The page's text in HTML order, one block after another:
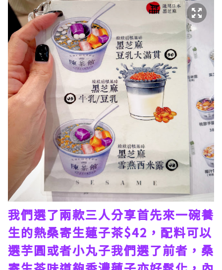
我們選了兩款三人分享首先來一碗養
生的熱桑寄生蓮子茶$42，配料可以
選芋圓或者小丸子我們選了前者，桑